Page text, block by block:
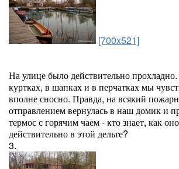
[700x521]
На улице было действительно
куртках, в шапках и в перчатках мы
вполне сносно. Правда, на всякий
отправлением вернулась в наш домик и
термос с горячим чаем - кто знает, как
действительно в этой дельте?
3.